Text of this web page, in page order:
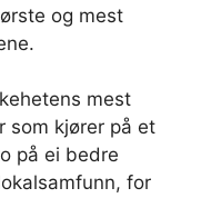
og mest
mest
som kjører på et
på ei bedre
for